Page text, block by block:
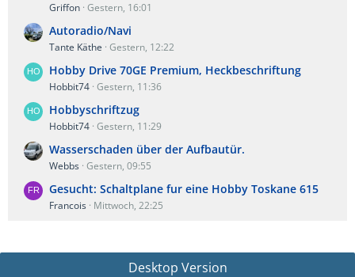
Griffon Gestern, 16:01
Autoradio/Navi
Tante Käthe Gestern, 12:22
Hobby Drive 70GE Premium, Heckbeschriftung
Hobbit74 Gestern, 11:36
Hobbyschriftzug
Hobbit74 Gestern, 11:29
Wasserschaden über der Aufbautür.
Webbs Gestern, 09:55
Gesucht: Schaltplane fur eine Hobby Toskane 615
Francois Mittwoch, 22:25
Desktop Version